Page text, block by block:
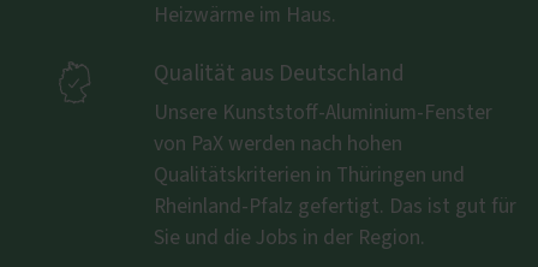
Heizwärme im Haus.
 Qualität aus Deutschland
Unsere Kunststoff-Aluminium-Fenster
von PaX werden nach hohen
Qualitätskriterien in Thüringen und
Rheinland-Pfalz gefertigt. Das ist gut für
Sie und die Jobs in der Region.